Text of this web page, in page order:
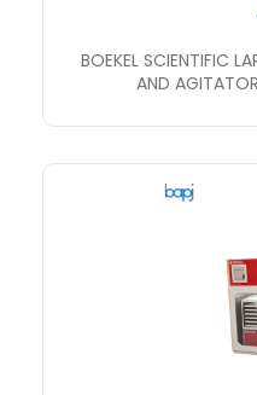
BOEKEL SCIENTIFIC
AND